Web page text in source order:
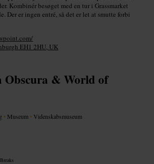
Kombinér besøget med en tur i Grassmarket
Der er ingen entré, så det er let at smutte forbi
EH1 2HU, UK
Obscura & World of
• Museum • Videnskabsmuseum